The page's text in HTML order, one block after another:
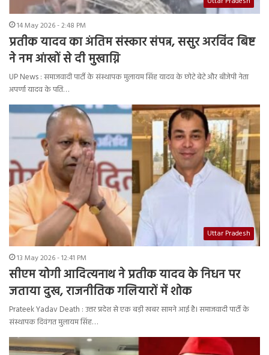
14 May 2026 - 2:48 PM
प्रतीक यादव का अंतिम संस्कार संपन्न, ससुर अरविंद बिष्ट
ने नम आंखों से दी मुखाग्नि
UP News : समाजवादी पार्टी के संस्थापक मुलायम सिंह यादव के छोटे बेटे और बीजेपी नेता
अपर्णा यादव के पति…
Uttar Pradesh
13 May 2026 - 12:41 PM
सीएम योगी आदित्यनाथ ने प्रतीक यादव के निधन पर
जताया दुख, राजनीतिक गलियारों में शोक
Prateek Yadav Death : उत्तर प्रदेश से एक बड़ी खबर सामने आई है। समाजवादी पार्टी के
संस्थापक दिवंगत मुलायम सिंह…